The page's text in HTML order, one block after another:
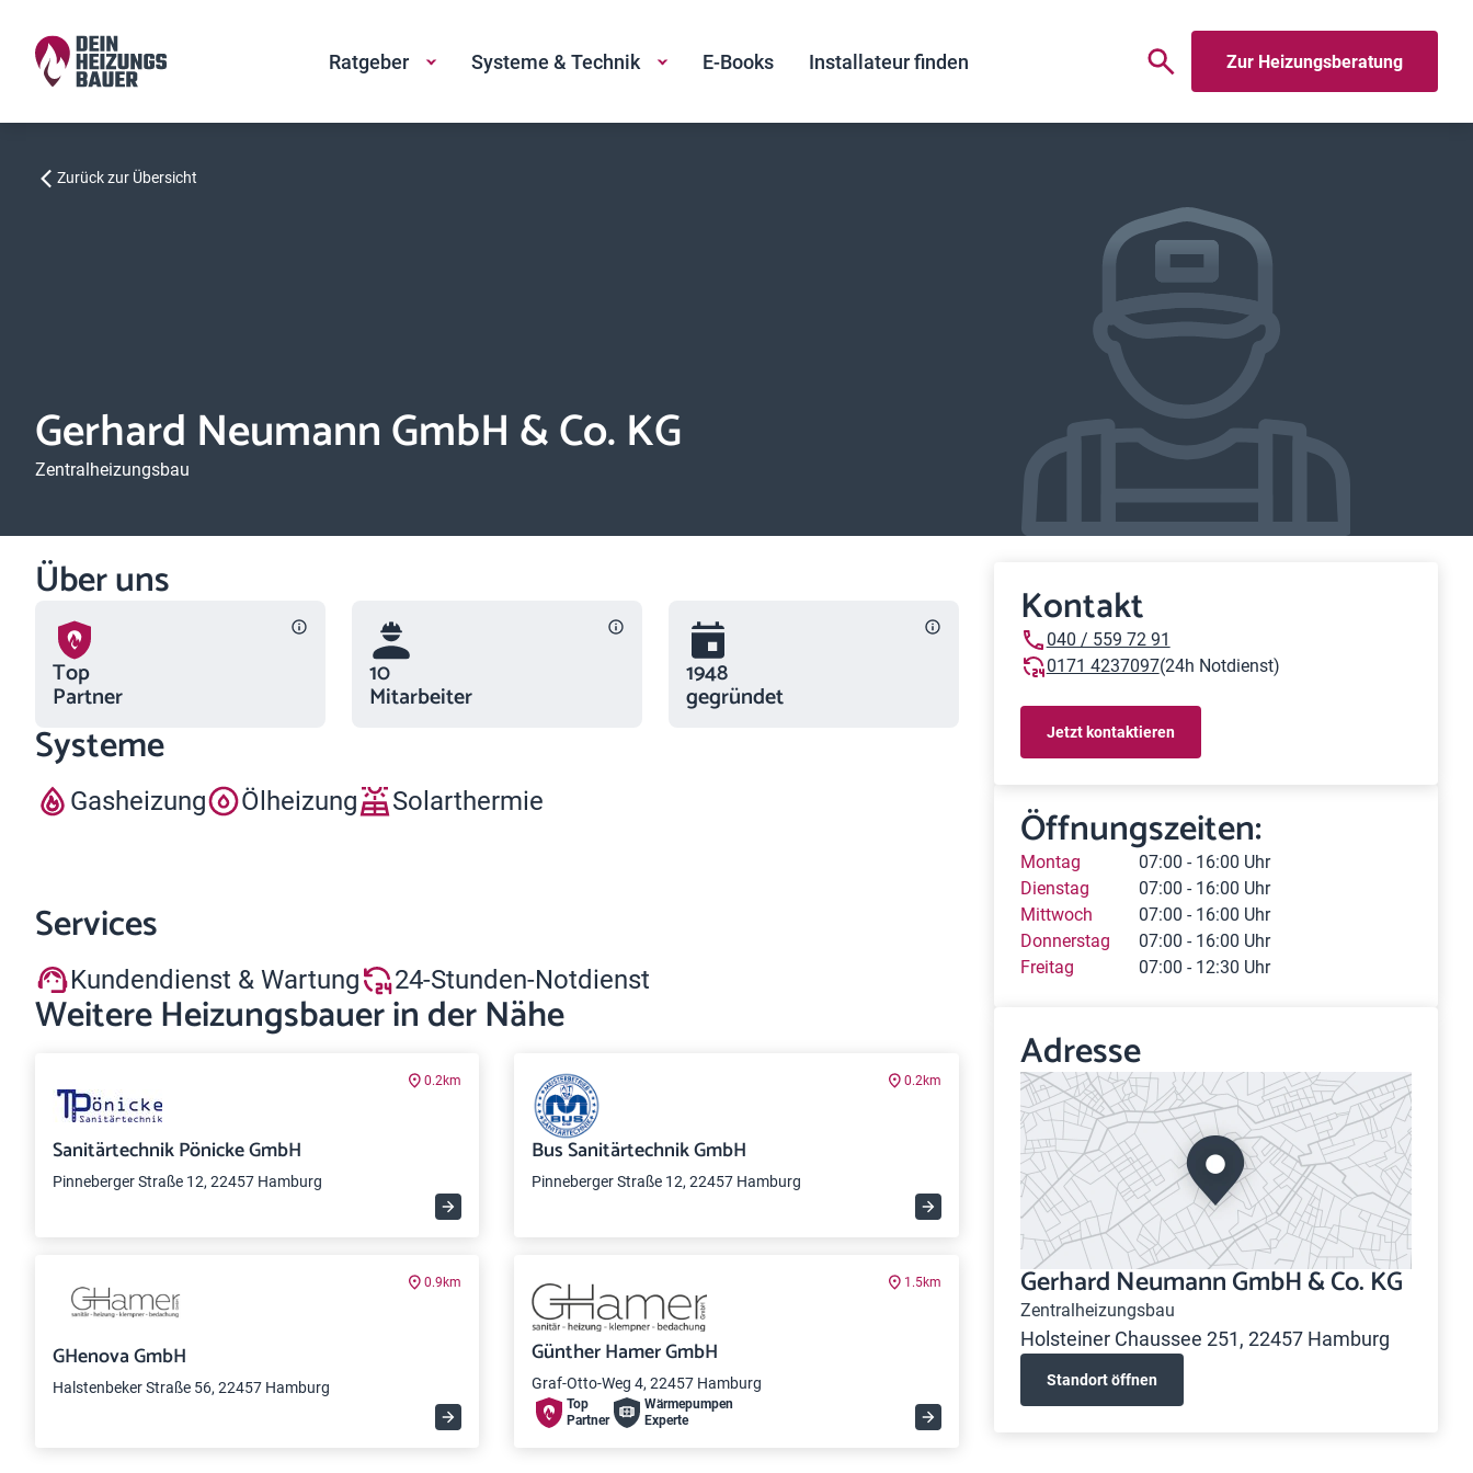
Ratgeber Systeme & Technik E-Books Installateur finden Zur Heizungsberatung
Zurück zur Übersicht
Gerhard Neumann GmbH & Co. KG
Zentralheizungsbau
Über uns
Top
Partner
10
Mitarbeiter
1948
gegründet
Systeme
Gasheizung Ölheizung Solarthermie
Services
Kundendienst & Wartung 24-Stunden-Notdienst
Weitere Heizungsbauer in der Nähe
0.2km
Sanitärtechnik Pönicke GmbH
Pinneberger Straße 12, 22457 Hamburg
0.2km
Bus Sanitärtechnik GmbH
Pinneberger Straße 12, 22457 Hamburg
0.9km
GHenova GmbH
Halstenbeker Straße 56, 22457 Hamburg
1.5km
Günther Hamer GmbH
Graf-Otto-Weg 4, 22457 Hamburg
Top
Partner
Wärme­pumpen
Experte
Kontakt
040 / 559 72 91
0171 4237097(24h Notdienst)
Jetzt kontaktieren
Öffnungszeiten:
Montag
07:00 - 16:00 Uhr
Dienstag
07:00 - 16:00 Uhr
Mittwoch
07:00 - 16:00 Uhr
Donnerstag
07:00 - 16:00 Uhr
Freitag
07:00 - 12:30 Uhr
Adresse
Gerhard Neumann GmbH & Co. KG
Zentralheizungsbau
Holsteiner Chaussee 251, 22457 Hamburg
Standort öffnen